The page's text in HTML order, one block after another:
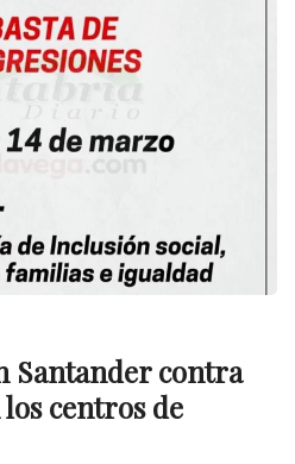
Santander contra
centros de